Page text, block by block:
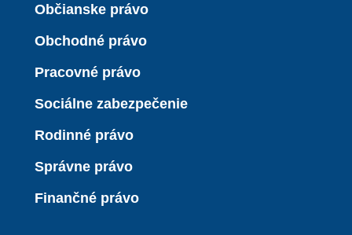
Občianske právo
Obchodné právo
Pracovné právo
Sociálne zabezpečenie
Rodinné právo
Správne právo
Finančné právo